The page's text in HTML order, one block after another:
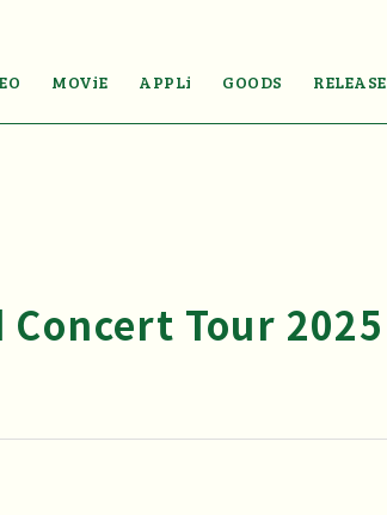
MOViE APPLi GOODS RELEASE
Concert Tour 2025